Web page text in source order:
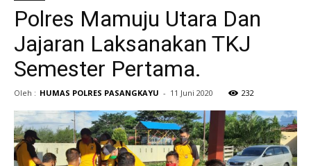
Polres Mamuju Utara Dan
Jajaran Laksanakan TKJ
Semester Pertama.
Oleh : HUMAS POLRES PASANGKAYU - 11 Juni 2020 232